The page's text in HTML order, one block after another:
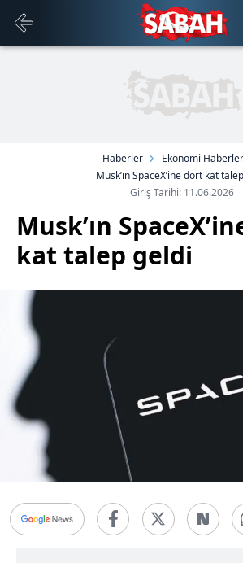
Haberler
Ekonomi
Musk’ın SpaceX’ine dört kat
Giriş Tarihi: 11.06.2026
Musk’ın
kat talep geldi